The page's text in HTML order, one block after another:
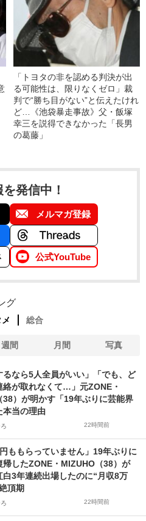
「トヨタの非を認める判決が出
る可能性は、限りなくゼロ」裁
判で“勝ち目がない”と伝えたけれ
ど…《池袋暴走事故》父・飯塚
幸三を説得できなかった「長男
の葛藤」
発信中！
メルマガ登録
公式YouTube
グ
総合
週間 月間 写真
るなら5人全員がいい」「でも、ど
絡が取れなくて…」元ZONE・
38）が明かす「19年ぶりに芸能界
本当の理由
22時間前
円ももらっていません」19年ぶりに
帰したZONE・MIZUHO（38）が
白3年連続出場したのに“月収8万
頂期
22時間前